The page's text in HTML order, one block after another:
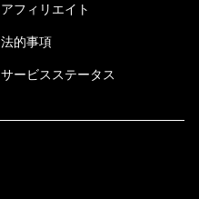
アフィリエイト
法的事項
サービスステータス